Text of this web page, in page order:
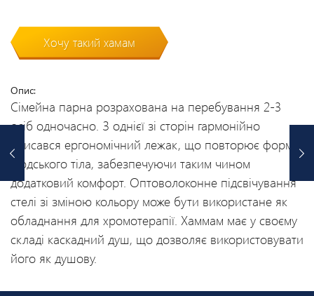
Хочу такий хамам
Опис:
Сімейна парна розрахована на перебування 2-3
осіб одночасно. З однієї зі сторін гармонійно
вписався ергономічний лежак, що повторює форму
людського тіла, забезпечуючи таким чином
додатковий комфорт. Оптоволоконне підсвічування
стелі зі зміною кольору може бути використане як
обладнання для хромотерапії. Хаммам має у своєму
складі каскадний душ, що дозволяє використовувати
його як душову.